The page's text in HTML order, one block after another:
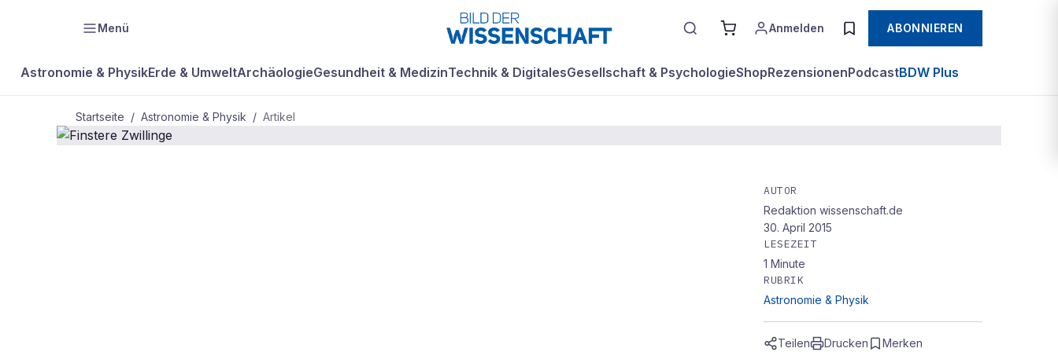
Menü Anmelden ABONNIEREN
Astronomie & PhysikErde & UmweltArchäologieGesundheit & MedizinTechnik & DigitalesGesellschaft & PsychologieShopRezensionenPodcastBDW Plus
Startseite / Astronomie & Physik / Artikel
AUTOR
Redaktion wissenschaft.de
30. April 2015
LESEZEIT
1 Minute
RUBRIK
Astronomie & Physik
Teilen Drucken Merken